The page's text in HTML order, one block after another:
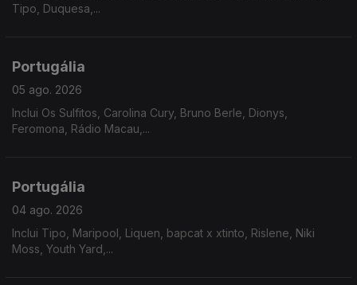
Tipo, Duquesa,...
Portugália
05 ago. 2026
Inclui Os Sulfitos, Carolina Cury, Bruno Berle, Dionys,
Feromona, Rádio Macau,...
Portugália
04 ago. 2026
Inclui Tipo, Maripool, Liquen, bapcat x xtinto, Rislene, Niki
Moss, Youth Yard,...